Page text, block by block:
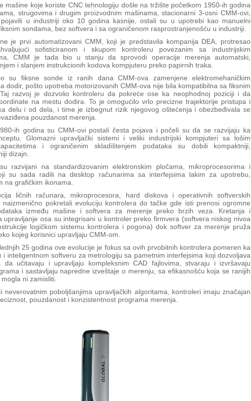
mašine koje koriste CNC tehnologiju došle na tržište početkom 1950-ih godina
strugovima i drugim proizvodnim mašinama, stacionarni 3-osni CMM-ovi,
u industriji oko 10 godina kasnije, ostali su u upotrebi kao manuelni
sondama, bez softvera i sa ograničenom rasprostranjenošću u industriji.
je prvi automatizovani CMM, koji je predstavila kompanija DEA, protresao
sofisticiranom i skupom kontroleru povezanim sa industrijskim
CMM je tada bio u stanju da sprovodi operacije merenja automatski,
i slanjem instrukcionih kodova kompjuteru preko papirnih traka.
su fiksne sonde iz ranih dana CMM-ova zamenjene elektromehaničkim
dodir, pošto upotreba motorizovanih CMM-ova nije bila kompatibilna sa fiksnim
razvoj je dozvolio kontroleru da pokreće ose ka neophodnoj poziciji i da
na mestu dodira. To je omogućilo vrlo precizne trajektorije pristupa i
delu i od dela, i time je izbegnut rizik njegovog oštećenja i obezbeđivala se
pouzdanost merenja.
ih godina su CMM-ovi postali česta pojava i počeli su da se razvijaju ka
Glomazni upravljački sistemi i veliki industrijski kompjuteri sa lošim
i ograničenim skladištenjem podataka su dobili kompaktniji,
dizajn.
razvijani na standardizovanim elektronskim pločama, mikroprocesorima i
su sada radili na desktop računarima sa interfejsima lakim za upotrebu,
na grafičkim ikonama.
ličnih računara, mikroprocesora, hard diskova i operativnih softverskih
naizmenično pokretali evoluciju kontrolera do tačke gde isti prenosi ogromne
između mašine i softvera za merenje preko brzih veza. Kretanja i
upravljanje osa su integrisani u kontroler preko firmvera (softvera niskog nivoa
logičkom sistemu kontrolera i pogona) dok softver za merenje pruža
kojeg korisnici upravljaju CMM-om.
25 godina ove evolucije je fokus sa ovih prvobitnih kontrolera pomeren ka
i inteligentnom softveru za metrologiju sa pametnim interfejsima koji dozvoljava
da učitavaju i upravljaju kompleksnim CAD fajlovima, stvaraju i izvršavaju
i sastavljaju napredne izveštaje o merenju, sa efikasnošću koja se ranijih
ni zamisliti.
neverovatnim poboljšanjima upravljačkih algoritama, kontroleri imaju značajan
pouzdanost i konzistentnost programa merenja.